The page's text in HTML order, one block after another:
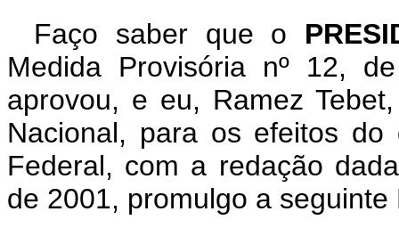
Faço saber que o
Medida Provisória nº 12,
aprovou, e eu, Ramez
Nacional, para os efeitos
Federal, com a redação
de 2001, promulgo a seguinte